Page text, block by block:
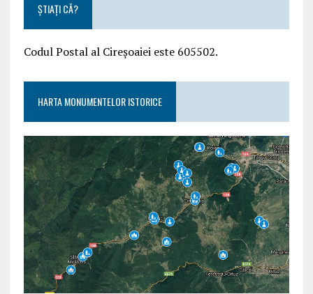
ȘTIAȚI CĂ?
Codul Postal al Cireșoaiei este 605502.
HARTA MONUMENTELOR ISTORICE